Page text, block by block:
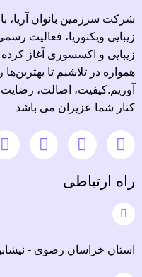
شرکت سرزمین بانوان آریا،
زیبایی ویکتوریا، فعالیت
زیبایی و اکسسوری آغاز
همواره در تلاشیم تا
آوریم.کیفیت، اصالت،
کنار شما عزیزان می باشد
راه ارتباطی
استان خراسان رضوی -